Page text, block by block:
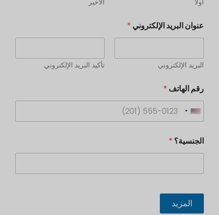
عنوان البريد الإلكتروني *
البريد الإلكتروني تأكيد البريد الإلكتروني
رقم الهاتف *
U
i
t
الجنسية؟ *
المزيد